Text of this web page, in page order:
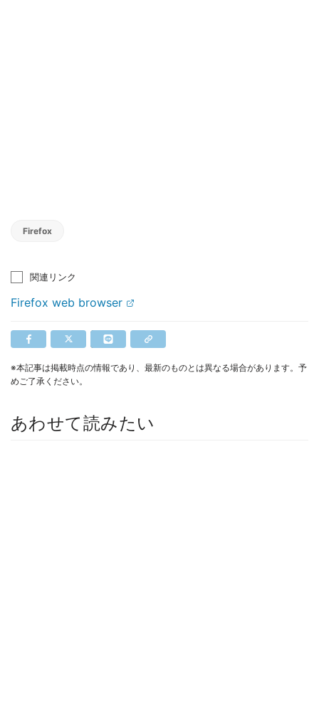
Firefox
関連リンク
Firefox web browser
※本記事は掲載時点の情報であり、最新のものとは異なる場合があります。予
めご了承ください。
あわせて読みたい